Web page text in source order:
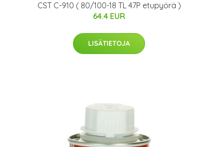
CST C-910 ( 80/100-18 TL 47P etupyörä )
64.4 EUR
LISÄTIETOJA